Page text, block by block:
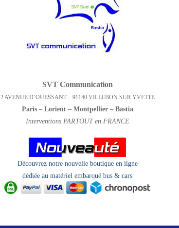
SVT Communication
2 AVENUE D’OUESSANT – 91140 VILLEBON SUR YVETTE
Paris – Lorient – Montpellier – Bastia
Interventions PARTOUT en FRANCE
Découvrez notre nouvelle boutique en ligne
dédiée au matériel embarqué bus & cars